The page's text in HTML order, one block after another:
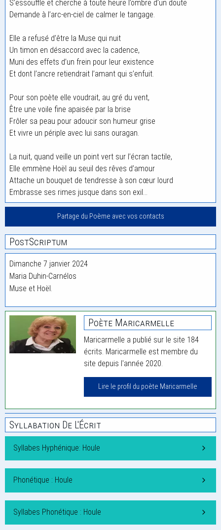
S’essouffle et cherche à toute heure l’ombre d’un doute
Demande à l’arc-en-ciel de calmer le tangage.
Elle a refusé d’être la Muse qui nuit
Un timon en désaccord avec la cadence,
Muni des effets d’un frein pour leur existence
Et dont l’ancre retiendrait l’amant qui s’enfuit.
Pour son poète elle voudrait, au gré du vent,
Être une voile fine apaisée par la brise
Frôler sa peau pour adoucir son humeur grise
Et vivre un périple avec lui sans ouragan.
La nuit, quand veille un point vert sur l’écran tactile,
Elle emmène Hoël au seuil des rêves d’amour
Attache un bouquet de tendresse à son cœur lourd
Embrasse ses rimes jusque dans son exil…
Partage du Poème avec vos contacts
PostScriptum
Dimanche 7 janvier 2024
Maria Duhin-Carnélos
Muse et Hoël.
Poète Maricarmelle
Maricarmelle a publié sur le site 184
écrits. Maricarmelle est membre du
site depuis l'année 2020.
Lire le profil du poète Maricarmelle
Syllabation De L'Écrit
Syllabes Hyphénique: Houle
Phonétique : Houle
Syllabes Phonétique : Houle